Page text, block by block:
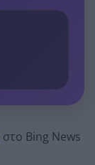
στο Bing News